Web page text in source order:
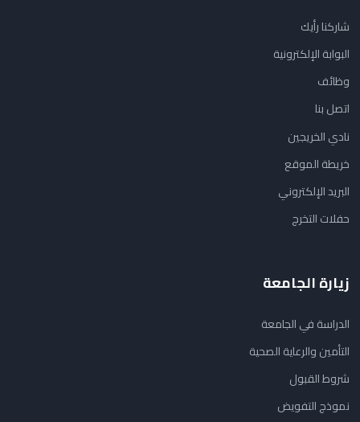
شاركنا رأيك
البوابة الإلكترونية
وظائف
اتصل بنا
نادي الخريجين
خريطة الموقع
البريد الإلكتروني
حفلات التخرج
زيارة الجامعة
الدراسة في الجامعة
التأمين والرعاية الصحية
شروط القبول
نموذج التفويض